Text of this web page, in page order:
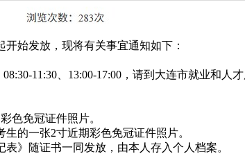
始发放，现将有关事宜通知如下：
11:30、13:00-17:00，请到大连市就业和人
色免冠证件照片。
的一张2寸近期彩色免冠证件照片。
》随证书一同发放，由本人存入个人档案。